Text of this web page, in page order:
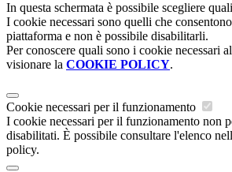
In questa schermata è possibile scegliere
I cookie necessari sono quelli che
piattaforma e non è possibile disabilitarli.
Per conoscere quali sono i cookie necessari
visionare la COOKIE POLICY.
Cookie necessari per il funzionamento
I cookie necessari per il funzionamento non
disabilitati. È possibile consultare l'elenco
policy.